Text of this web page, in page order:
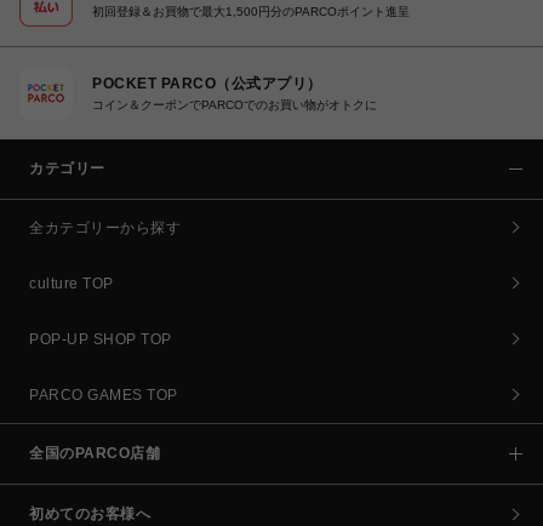
初回登録＆お買物で最大1,500円分のPARCOポイント進呈
POCKET PARCO（公式アプリ）
コイン＆クーポンでPARCOでのお買い物がオトクに
カテゴリー
全カテゴリーから探す
culture TOP
POP-UP SHOP TOP
PARCO GAMES TOP
全国のPARCO店舗
初めてのお客様へ